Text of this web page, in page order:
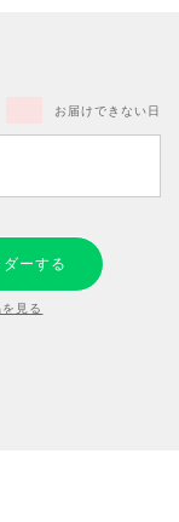
お届けできない日
ーする
見る